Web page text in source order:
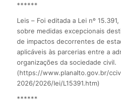
******
Leis – Foi editada a Lei nº
sobre medidas excepcionais
de impactos decorrentes de
aplicáveis às parcerias entre a
organizações da sociedade civil.
(https://www.planalto.gov.br/
2026/2026/lei/L15391.htm)
******